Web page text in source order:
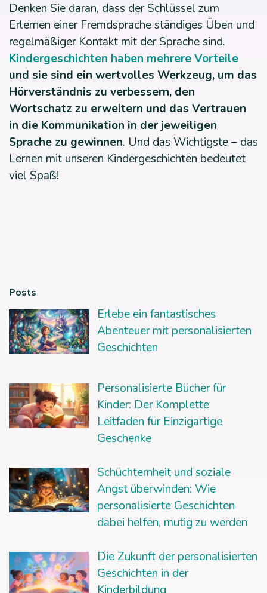
Denken Sie daran, dass der Schlüssel zum
Erlernen einer Fremdsprache ständiges Üben und
regelmäßiger Kontakt mit der Sprache sind.
Kindergeschichten haben mehrere Vorteile
und sie sind ein wertvolles Werkzeug, um das
Hörverständnis zu verbessern, den
Wortschatz zu erweitern und das Vertrauen
in die Kommunikation in der jeweiligen
Sprache zu gewinnen. Und das Wichtigste – das
Lernen mit unseren Kindergeschichten bedeutet
viel Spaß!
Posts
Erlebe ein fantastisches
Abenteuer mit personalisierten
Geschichten
Personalisierte Bücher für
Kinder: Der Komplette
Leitfaden für Einzigartige
Geschenke
Schüchternheit und soziale
Angst überwinden: Wie
personalisierte Geschichten
dabei helfen, mutig zu werden
Die Zukunft der personalisierten
Geschichten in der
Kinderbildung